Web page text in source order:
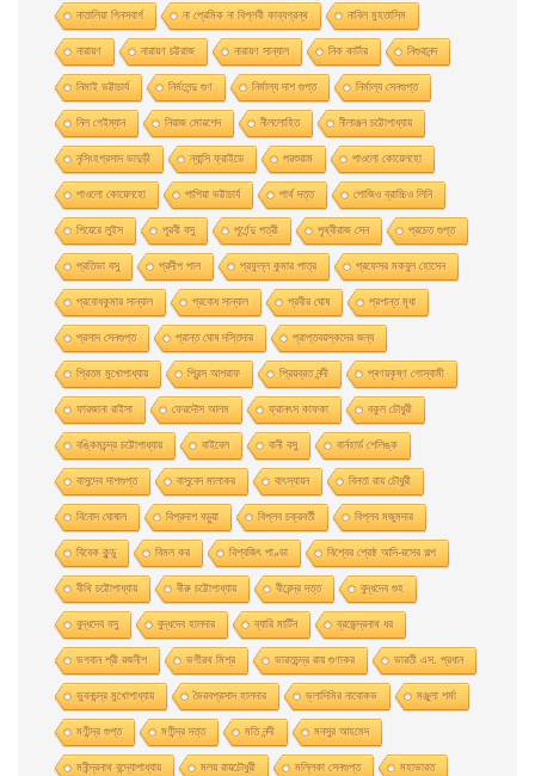
নাতালিয়া গিনসবার্গ না প্রেমিক না বিপ্লবী কাব্যগ্রন্থ নাবিল মুহতাসিম
নারায়ণ নারায়ণ চট্টরাজ নারায়ণ সান্যাল নিক কার্টার নিগুরানন্দ
নিমাই ভট্টাচার্য নির্মলেন্দু গুণ নির্মাল্য দাশ গুপ্ত নির্মাল্য সেনগুপ্ত
নিল গেইম্যান নিয়াজ মোরশেদ নীললােহিত নীলাঞ্জন চট্টোপাধ্যায়
নৃসিংহপ্রসাদ ভাদুড়ী ন্যান্সি ফ্রাইডে পরশুরাম পাওলাে কোয়েলহাে
পাওলাে কোয়েলহো পাপিয়া ভট্টাচার্য পার্থ দত্ত পােজিও ব্রাচ্চিও লিনি
পিয়েরে লুইস পূরবী বসু পূর্ণেন্দু পত্রী পৃথ্বীরাজ সেন প্রচেত গুপ্ত
প্রতিভা বসু প্রদীপ পাল প্রফুল্ল কুমার পাত্র প্রফেসর মকবুল হােসেন
প্রবােধকুমার সান্যাল প্রবােধ সান্যাল প্রবীর ঘােষ প্রশান্ত মৃধা
প্রসাদ সেনগুপ্ত প্রান্ত ঘোষ দস্তিদার প্রাপ্তবয়স্কদের জন্য
প্রিতম মুখোপাধ্যায় প্রিন্স আশরাফ প্রিয়ব্রত নন্দী প্ৰণয়কৃষ্ণ গোস্বামী
ফারজানা রাইসা ফেরদৌস আলম ফ্রানৎস কাফকা বকুল চৌধুরী
বঙ্কিমচন্দ্র চট্টোপাধ্যায় বাইবেল বানী বসু বার্নহার্ড শেলিঙ্ক
বাসুদেব দাশগুপ্ত বাসুবেদ মালাকর বাৎস্যায়ন বিনতা রায় চৌধুরী
বিনোদ ঘোষাল বিপ্রদাশ বড়ুয়া বিপ্লব চক্রবর্তী বিপ্লব মজুমদার
বিবেক কুন্ডু বিমল কর বিশ্বজিৎ পাণ্ডা বিশ্বের শ্রেষ্ঠ আদি-রসের গল্প
বীথি চট্টোপাধ্যায় বীরু চট্টোপাধ্যায় বীরেন্দ্র দত্ত বুদ্ধদেব গুহ
বুদ্ধদেব বসু বুদ্ধদেব হালদার ব্যারি মার্টিন ব্রজেন্দ্রনাথ ধর
ভগবান শ্রী রজনীশ ভগীরথ মিশ্র ভারতচন্দ্র রায় গুণাকর ভারতী এস. প্রধান
ভুবনচন্দ্র মুখোপাধ্যায় ভৈরবপ্রসাদ হালদার ভ্লাদিমির নাবোকভ মঞ্জুলা শর্মা
মণীন্দ্র গুপ্ত মণীন্দ্র দত্ত মতি নন্দী মনসুর আহমেদ
মনীন্দ্রনাথ বন্দ্যোপাধ্যায় মলয় রায়চৌধুরী মল্লিকা সেনগুপ্ত মহাভারত